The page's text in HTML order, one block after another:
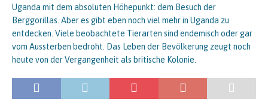
Uganda mit dem absoluten Höhepunkt: dem Besuch der
Berggorillas. Aber es gibt eben noch viel mehr in Uganda zu
entdecken. Viele beobachtete Tierarten sind endemisch oder gar
vom Aussterben bedroht. Das Leben der Bevölkerung zeugt noch
heute von der Vergangenheit als britische Kolonie.